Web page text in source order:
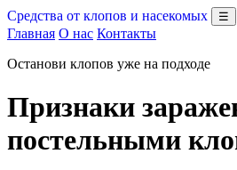
Средства от клопов и насекомых ☰
Главная О нас Контакты
Останови клопов уже на подходе
Признаки
постельными